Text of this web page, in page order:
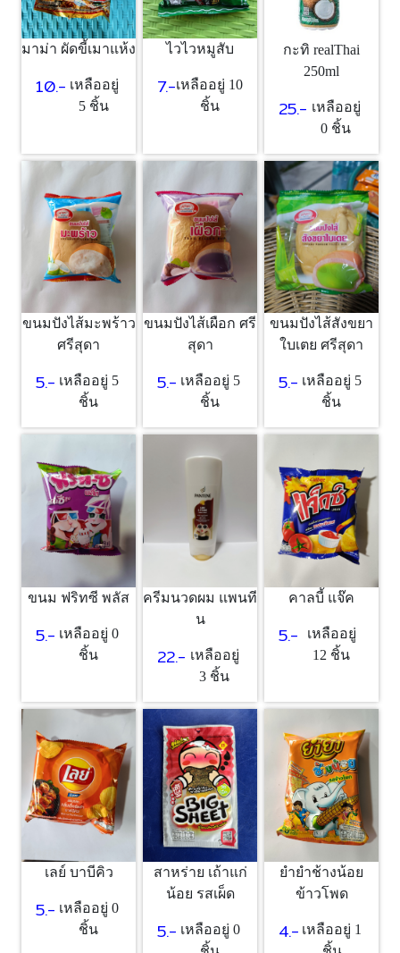
มาม่า ผัดขี้เมาแห้ง
10.- เหลืออยู่
5 ชิ้น
ไวไวหมูสับ
7.-เหลืออยู่ 10
ชิ้น
กะทิ realThai
250ml
25.- เหลืออยู่
0 ชิ้น
ขนมปังไส้มะพร้าว
ศรีสุดา
5.- เหลืออยู่ 5
ชิ้น
ขนมปังไส้เผือก ศรี
สุดา
5.- เหลืออยู่ 5
ชิ้น
ขนมปังไส้สังขยา
ใบเตย ศรีสุดา
5.- เหลืออยู่ 5
ชิ้น
ขนม ฟริทซี พลัส
5.- เหลืออยู่ 0
ชิ้น
ครีมนวดผม แพนที
น
22.- เหลืออยู่
3 ชิ้น
คาลบี้ แจ๊ค
5.-
เหลืออยู่
12 ชิ้น
เลย์ บาบีคิว
5.- เหลืออยู่ 0
ชิ้น
สาหร่าย เถ้าแก่
น้อย รสเผ็ด
5.- เหลืออยู่ 0
ยำยำช้างน้อย
ข้าวโพด
4.- เหลืออยู่ 1